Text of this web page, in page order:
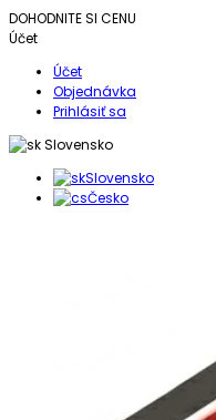
DOHODNITE SI CENU
Účet
Účet
Objednávka
Prihlásiť sa
Slovensko
Slovensko
Česko